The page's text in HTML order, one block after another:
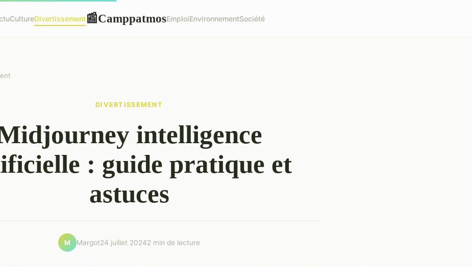
CultureDivertissement📰CamppatmosEmploiEnvironnementSociété
DIVERTISSEMENT
intelligence
: guide pratique et
astuces
M Margot24 juillet 20242 min de lecture